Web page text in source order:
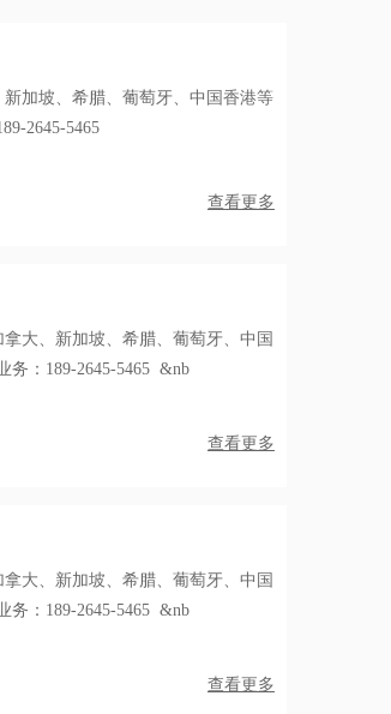
加坡、希腊、葡萄牙、中国香港等
2645-5465
查看更多
大、新加坡、希腊、葡萄牙、中国
务：189-2645-5465 &nb
查看更多
大、新加坡、希腊、葡萄牙、中国
务：189-2645-5465 &nb
查看更多